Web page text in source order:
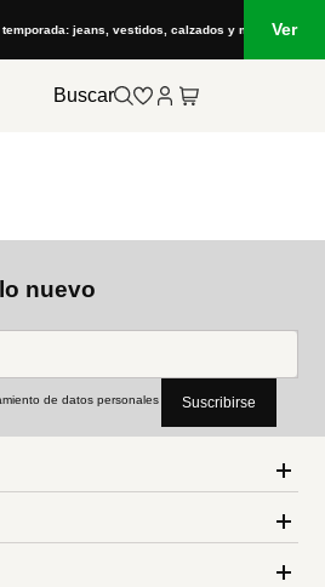
jeans, vestidos, calzados y mucho más Ver
Buscar
nuevo
de datos personales Suscribirse